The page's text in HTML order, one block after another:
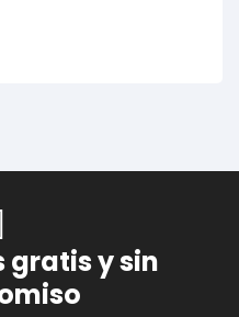
gratis y sin